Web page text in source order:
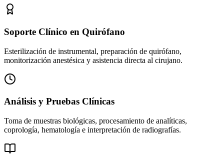
Soporte Clínico en Quirófano
Esterilización de instrumental, preparación de quirófano,
monitorización anestésica y asistencia directa al cirujano.
Análisis y Pruebas Clínicas
Toma de muestras biológicas, procesamiento de analíticas,
coprología, hematología e interpretación de radiografías.